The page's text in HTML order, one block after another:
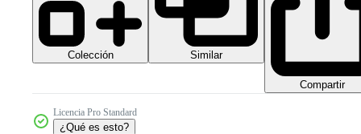
Colección Similar
Compartir
Licencia Pro Standard
¿Qué es esto?